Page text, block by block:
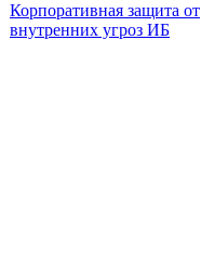
Корпоративная защита от
внутренних угроз ИБ